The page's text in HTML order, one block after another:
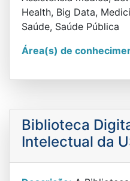
Health, Big Data,
Saúde, Saúde Pública
Área(s) de
Biblioteca
Intelectual da